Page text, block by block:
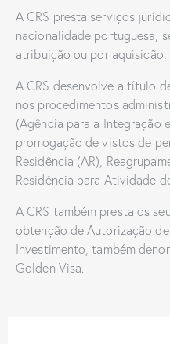
A CRS presta serviços
nacionalidade portuguesa,
atribuição ou por aquisição.
A CRS desenvolve a título
nos procedimentos
(Agência para a Integração
prorrogação de vistos de
Residência (AR),
Residência para Atividade
A CRS também presta os
obtenção de Autorização
Investimento, também
Golden Visa.